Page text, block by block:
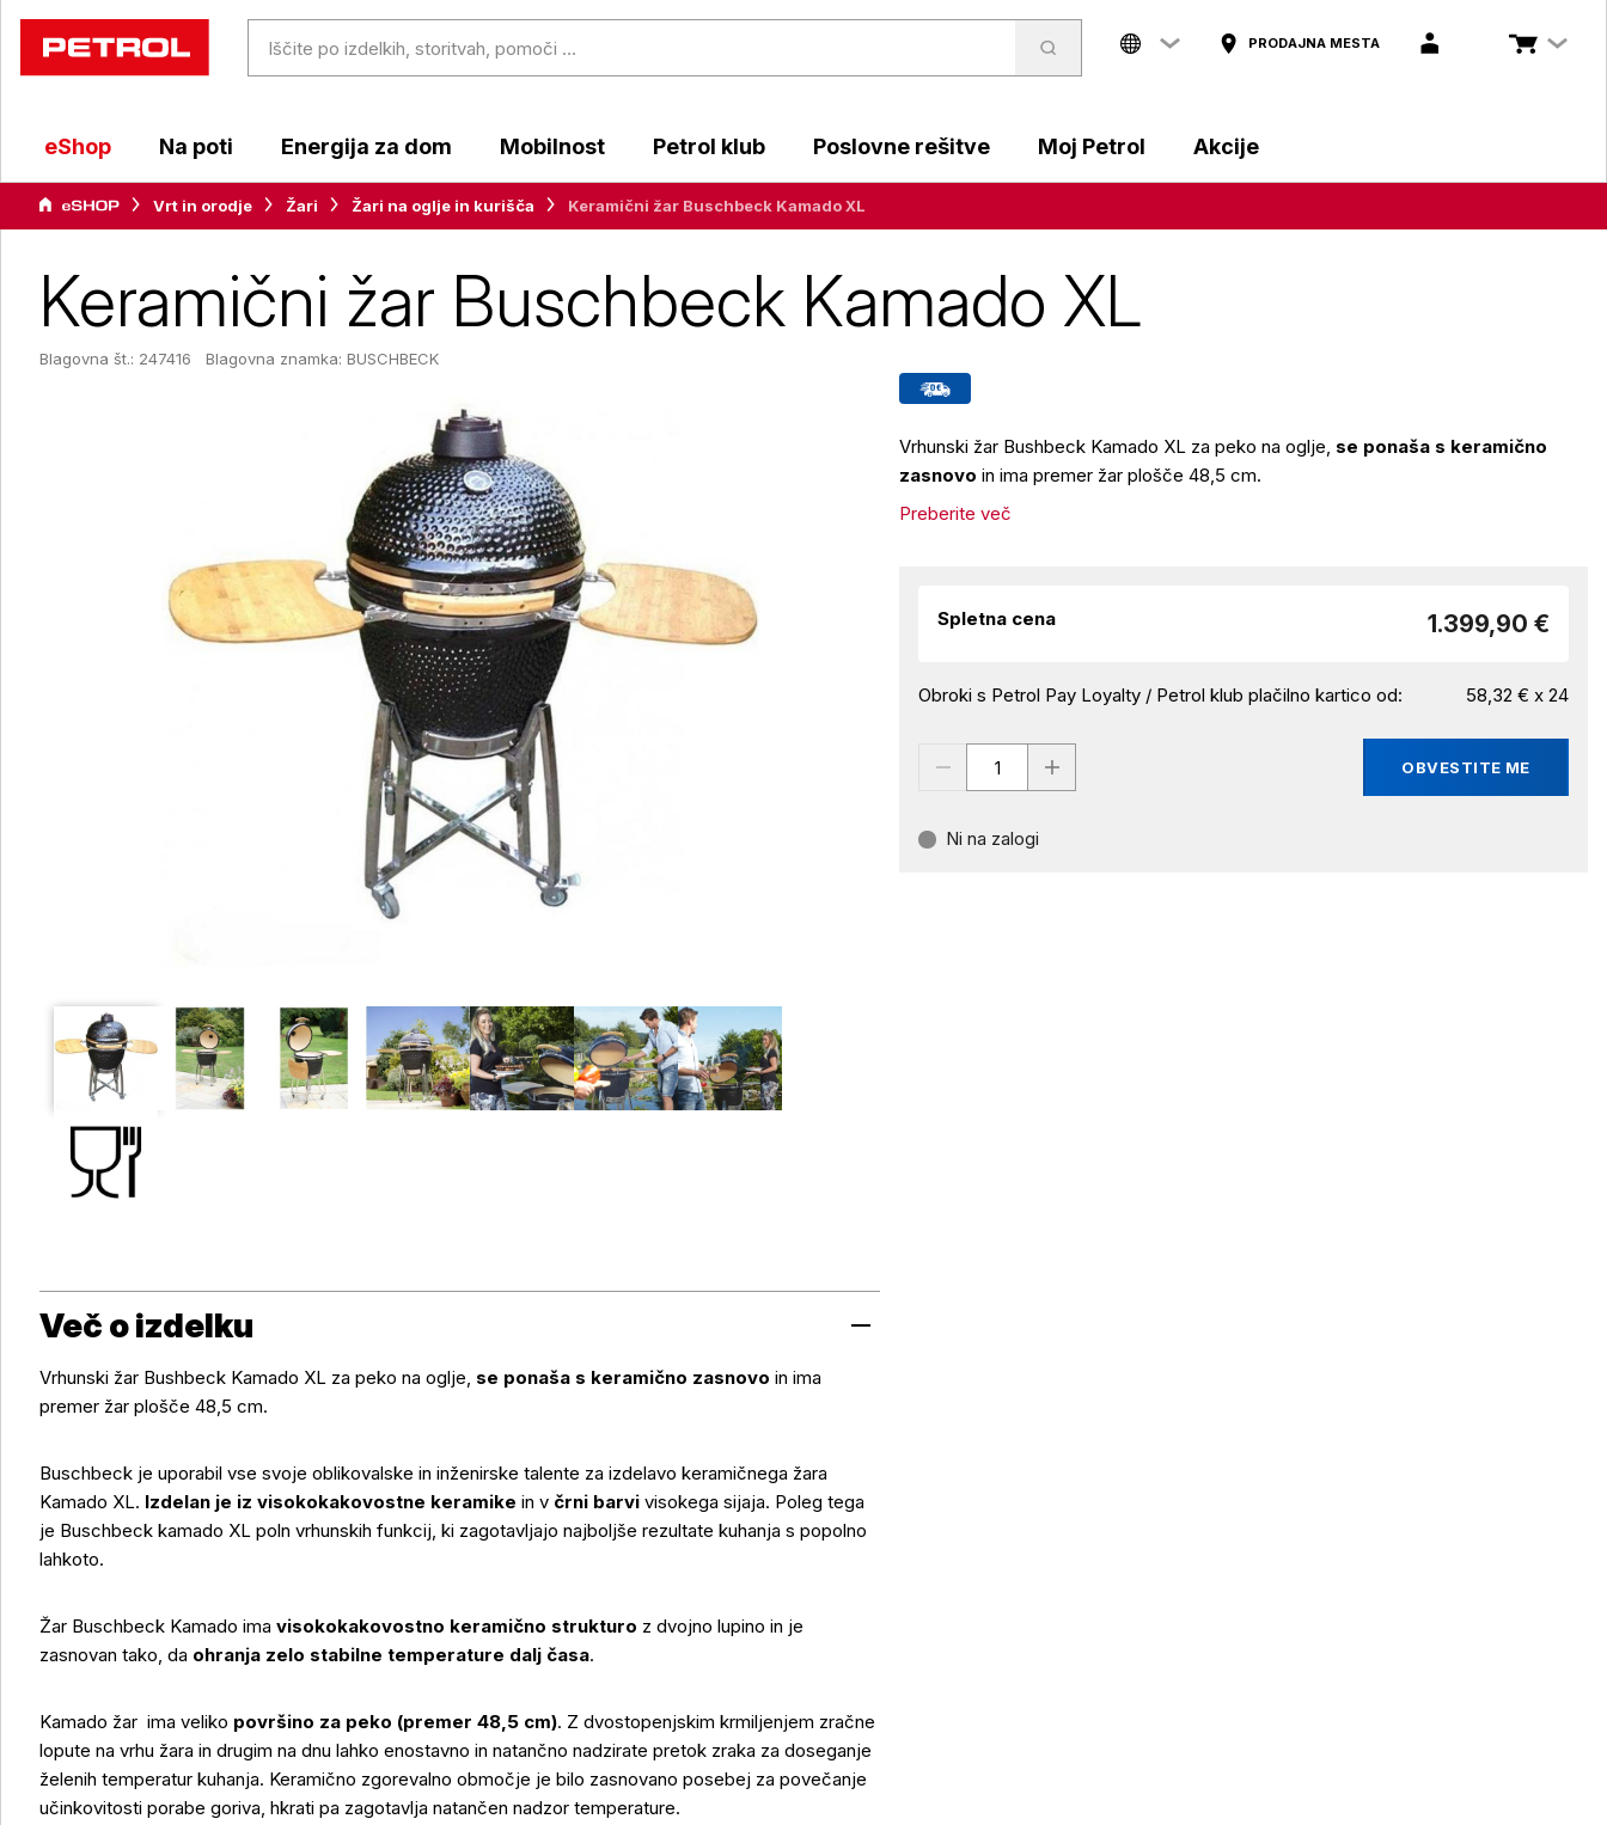
PRODAJNA MESTA
eShop Na poti Energija za dom Mobilnost Petrol klub Poslovne rešitve Moj Petrol Akcije
Vrt in orodje Žari Žari na oglje in kurišča Keramični žar Buschbeck Kamado XL
Keramični žar Buschbeck Kamado XL
Blagovna št.: 247416 Blagovna znamka: BUSCHBECK
Vrhunski žar Bushbeck Kamado XL za peko na oglje, se ponaša s keramično
zasnovo in ima premer žar plošče 48,5 cm.
Preberite več
Spletna cena 1.399,90 €
Obroki s Petrol Pay Loyalty / Petrol klub plačilno kartico od: 58,32 € x 24
OBVESTITE ME
Ni na zalogi
Več o izdelku
Vrhunski žar Bushbeck Kamado XL za peko na oglje, se ponaša s keramično zasnovo in ima
premer žar plošče 48,5 cm.
Buschbeck je uporabil vse svoje oblikovalske in inženirske talente za izdelavo keramičnega žara
Kamado XL. Izdelan je iz visokokakovostne keramike in v črni barvi visokega sijaja. Poleg tega
je Buschbeck kamado XL poln vrhunskih funkcij, ki zagotavljajo najboljše rezultate kuhanja s popolno
lahkoto.
Žar Buschbeck Kamado ima visokokakovostno keramično strukturo z dvojno lupino in je
zasnovan tako, da ohranja zelo stabilne temperature dalj časa.
Kamado žar ima veliko površino za peko (premer 48,5 cm). Z dvostopenjskim krmiljenjem zračne
lopute na vrhu žara in drugim na dnu lahko enostavno in natančno nadzirate pretok zraka za doseganje
želenih temperatur kuhanja. Keramično zgorevalno območje je bilo zasnovano posebej za povečanje
učinkovitosti porabe goriva, hkrati pa zagotavlja natančen nadzor temperature.